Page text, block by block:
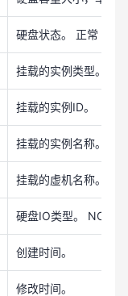
硬盘状态。 正常
挂载的实例类型。 未
挂载的实例ID。
挂载的实例名称。
挂载的虚机名称。
硬盘IO类型。
创建时间。
修改时间。